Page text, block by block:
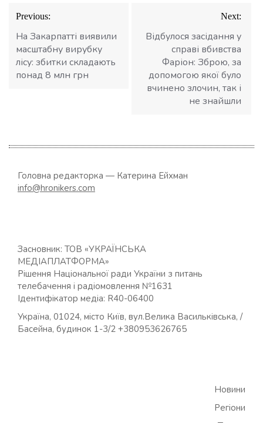
Навігація
записів
Previous:
На Закарпатті виявили
масштабну вирубку
лісу: збитки складають
понад 8 млн грн
Next:
Відбулося засідання у
справі вбивства
Фаріон: Зброю, за
допомогою якої було
вчинено злочин, так і
не знайшли
Головна редакторка — Катерина Ейхман
info@hronikers.com
Засновник: ТОВ «УКРАЇНСЬКА
МЕДІАПЛАТФОРМА»
Рішення Національної ради України з питань
телебачення і радіомовлення №1631
Ідентифікатор медіа: R40-06400
Україна, 01024, місто Київ, вул.Велика Васильківська, /
Басейна, будинок 1-3/2 +380953626765
Новини
Регіони